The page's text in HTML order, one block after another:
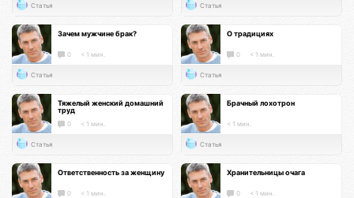
Статья Статья
Зачем мужчине брак?
0 < 1 мин.
Статья
О традициях
0 < 1 мин.
Статья
Тяжелый женский домашний
труд
0 < 1 мин.
Статья
Брачный лохотрон
< 1 мин.
Статья
Ответственность за женщину
0 < 1 мин.
Хранительницы очага
0 < 1 мин.